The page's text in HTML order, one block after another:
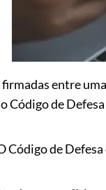
entre
Código de
Código de